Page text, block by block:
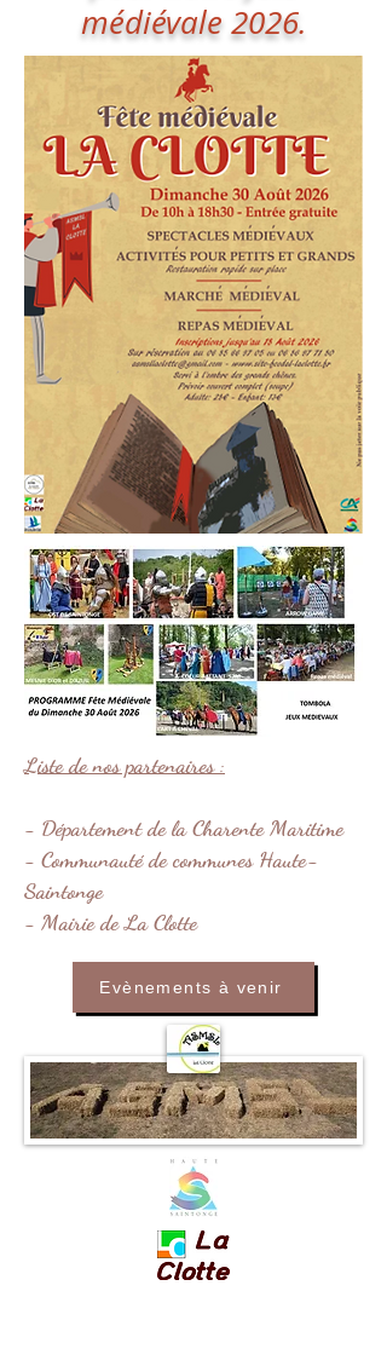
médiévale 2026.
Liste de nos partenaires:
- Département de la Charente Maritime
- Communauté de communes Haute-
Saintonge
- Mairie de La Clotte
Evènements à venir